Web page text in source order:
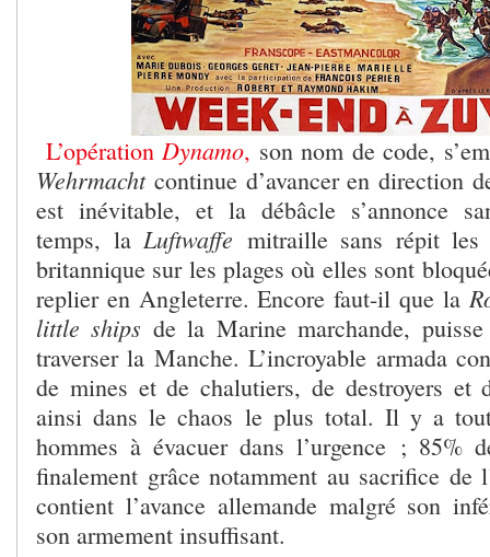
L’opération Dynamo, son nom de code,
Wehrmachtcontinue d’avancer en direction
est inévitable, et la débâcle s’annonce
temps, laLuftwaffe mitraille sans répit les
britannique sur les plages où elles sont
replier en Angleterre. Encore faut-il que la
little ships de la Marine marchande,
traverser la Manche. L’incroyable armada
de mines et de chalutiers, de destroyers et
ainsi dans le chaos le plus total. Il y a
hommes à évacuer dans l’urgence ; 85%
finalement grâce notamment au sacrifice de
contient l’avance allemande malgré son
son armement insuffisant.